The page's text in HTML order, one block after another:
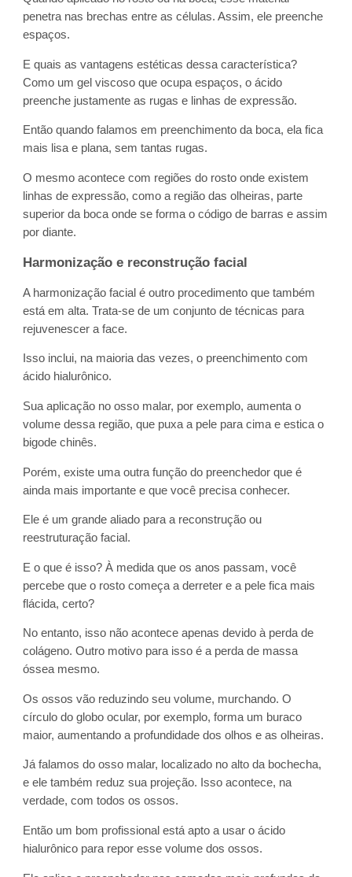
penetra nas brechas entre as células. Assim, ele preenche
espaços.
E quais as vantagens estéticas dessa característica?
Como um gel viscoso que ocupa espaços, o ácido
preenche justamente as rugas e linhas de expressão.
Então quando falamos em preenchimento da boca, ela fica
mais lisa e plana, sem tantas rugas.
O mesmo acontece com regiões do rosto onde existem
linhas de expressão, como a região das olheiras, parte
superior da boca onde se forma o código de barras e assim
por diante.
Harmonização e reconstrução facial
A harmonização facial é outro procedimento que também
está em alta. Trata-se de um conjunto de técnicas para
rejuvenescer a face.
Isso inclui, na maioria das vezes, o preenchimento com
ácido hialurônico.
Sua aplicação no osso malar, por exemplo, aumenta o
volume dessa região, que puxa a pele para cima e estica o
bigode chinês.
Porém, existe uma outra função do preenchedor que é
ainda mais importante e que você precisa conhecer.
Ele é um grande aliado para a reconstrução ou
reestruturação facial.
E o que é isso? À medida que os anos passam, você
percebe que o rosto começa a derreter e a pele fica mais
flácida, certo?
No entanto, isso não acontece apenas devido à perda de
colágeno. Outro motivo para isso é a perda de massa
óssea mesmo.
Os ossos vão reduzindo seu volume, murchando. O
círculo do globo ocular, por exemplo, forma um buraco
maior, aumentando a profundidade dos olhos e as olheiras.
Já falamos do osso malar, localizado no alto da bochecha,
e ele também reduz sua projeção. Isso acontece, na
verdade, com todos os ossos.
Então um bom profissional está apto a usar o ácido
hialurônico para repor esse volume dos ossos.